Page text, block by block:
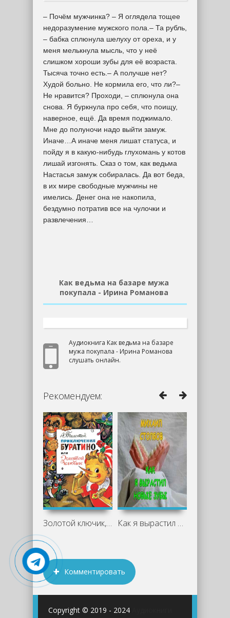
– Почём мужчинка? – Я оглядела тощее
недоразумение мужского пола.– Та рубль,
– бабка сплюнула шелуху от ореха, и у
меня мелькнула мысль, что у неё
слишком хороши зубы для её возраста.
Тысяча точно есть.– А получше нет?
Худой больно. Не кормила его, что ли?–
Не нравится? Проходи, – сплюнула она
снова. Я буркнула про себя, что поищу,
наверное, ещё. Да время поджимало.
Мне до полуночи надо выйти замуж.
Иначе…А иначе меня лишат статуса, и
пойду я в какую-нибудь глухомань у котов
лишай изгонять. Сказ о том, как ведьма
Настасья замуж собиралась. Да вот беда,
в их мире свободные мужчины не
имелись. Денег она не накопила,
бездумно потратив все на чулочки и
развлечения…
Как ведьма на базаре мужа
покупала - Ирина Романова
Аудиокнига Как ведьма на базаре
мужа покупала - Ирина Романова
слушать онлайн.
Рекомендуем:
Золотой ключик, или Приключения Как я вырастил новые зубы - Михаил
Комментировать
Copyright © 2019 - 2024